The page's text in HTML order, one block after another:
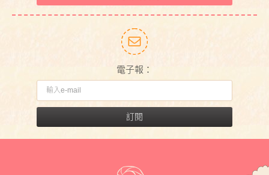
電子報：
訂閱